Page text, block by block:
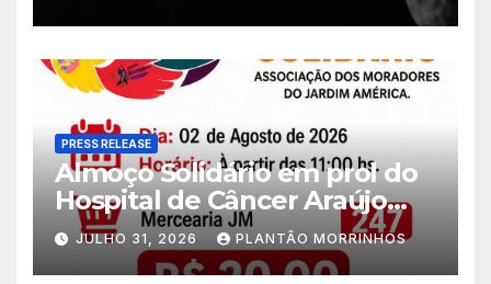
PRESS RELEASE
Almoço Solidário em prol do
Hospital de Câncer Araújo
Jorge é realizado no Jardim
América
JULHO 31, 2026 PLANTÃO MORRINHOS